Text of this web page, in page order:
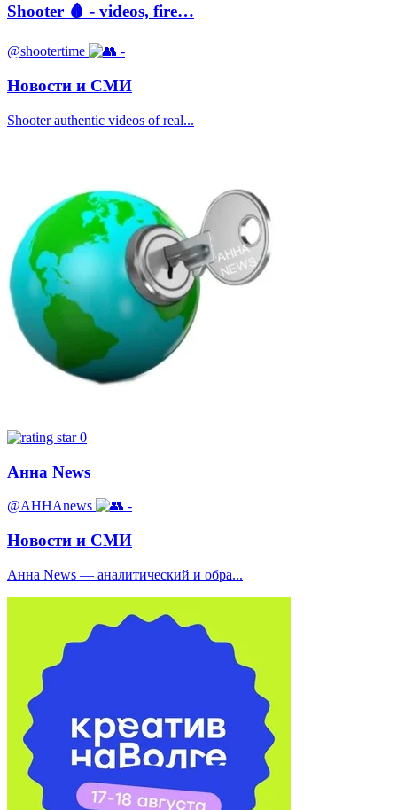
Shooter 🩸 - videos, fire…
@shootertime -
Новости и СМИ
Shooter authentic videos of real...
0
Анна News
@AHHAnews -
Новости и СМИ
Анна News — аналитический и обра...